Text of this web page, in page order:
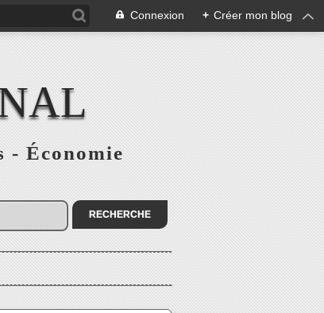
Connexion + Créer mon blog
Économie